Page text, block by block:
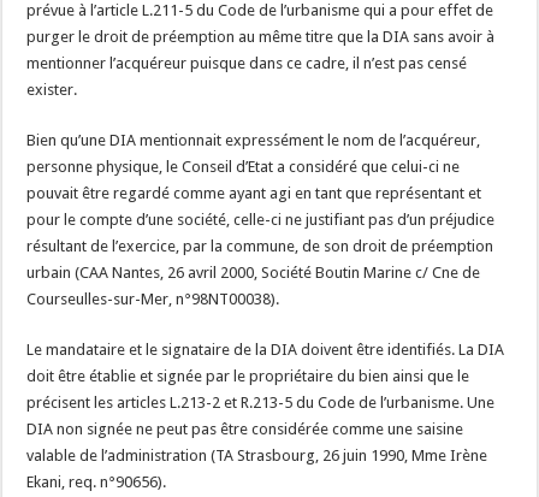
prévue à l’article L.211-5 du Code de l’urbanisme qui a pour effet de
purger le droit de préemption au même titre que la DIA sans avoir à
mentionner l’acquéreur puisque dans ce cadre, il n’est pas censé
exister.
Bien qu’une DIA mentionnait expressément le nom de l’acquéreur,
personne physique, le Conseil d’Etat a considéré que celui-ci ne
pouvait être regardé comme ayant agi en tant que représentant et
pour le compte d’une société, celle-ci ne justifiant pas d’un préjudice
résultant de l’exercice, par la commune, de son droit de préemption
urbain (CAA Nantes, 26 avril 2000, Société Boutin Marine c/ Cne de
Courseulles-sur-Mer, n°98NT00038).
Le mandataire et le signataire de la DIA doivent être identifiés. La DIA
doit être établie et signée par le propriétaire du bien ainsi que le
précisent les articles L.213-2 et R.213-5 du Code de l’urbanisme. Une
DIA non signée ne peut pas être considérée comme une saisine
valable de l’administration (TA Strasbourg, 26 juin 1990, Mme Irène
Ekani, req. n°90656).